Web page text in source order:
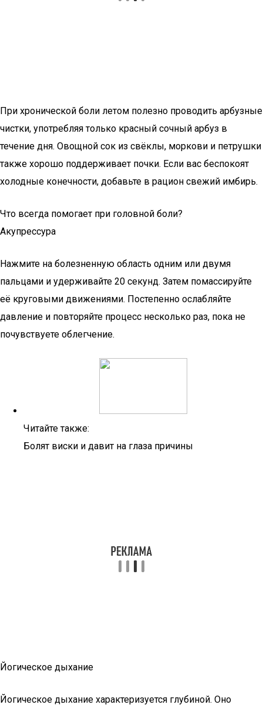
При хронической боли летом полезно проводить арбузные
чистки, употребляя только красный сочный арбуз в
течение дня. Овощной сок из свёклы, моркови и петрушки
также хорошо поддерживает почки. Если вас беспокоят
холодные конечности, добавьте в рацион свежий имбирь.
Что всегда помогает при головной боли?
Акупрессура
Нажмите на болезненную область одним или двумя
пальцами и удерживайте 20 секунд. Затем помассируйте
её круговыми движениями. Постепенно ослабляйте
давление и повторяйте процесс несколько раз, пока не
почувствуете облегчение.
Читайте также:
Болят виски и давит на глаза причины
Йогическое дыхание
Йогическое дыхание характеризуется глубиной. Оно